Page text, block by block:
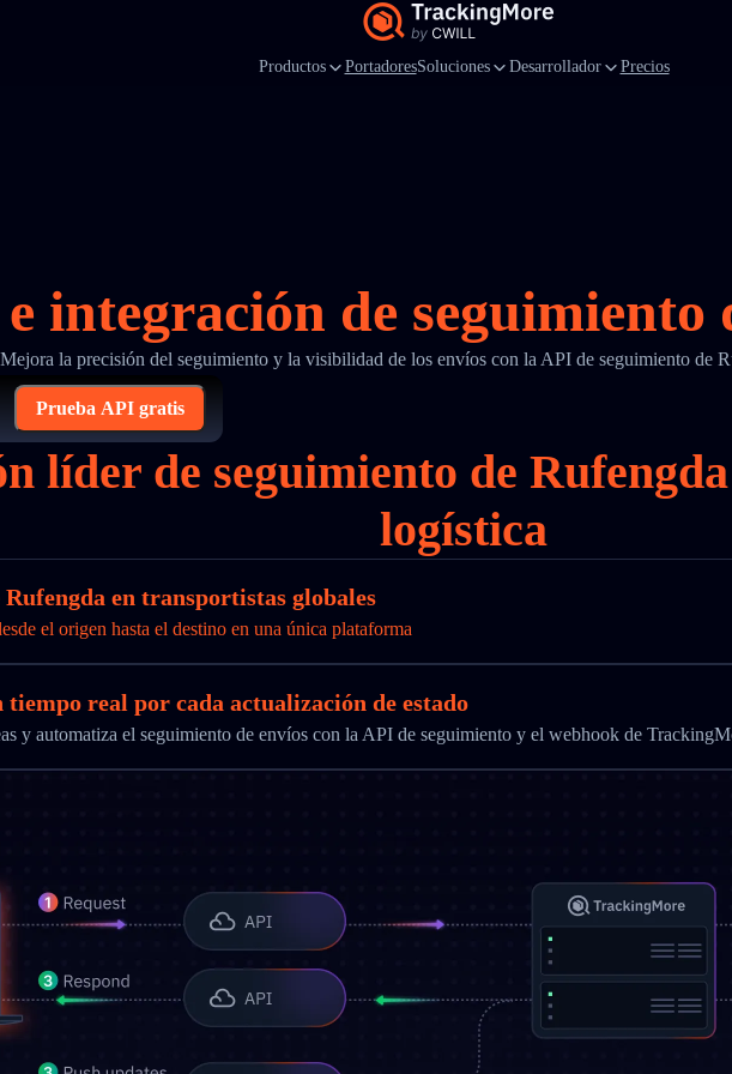
Productos PortadoresSoluciones Desarrollador Precios
integración de seguimiento
Mejora la precisión del seguimiento y la visibilidad de los envíos con la API de seguimiento de
Prueba API gratis
líder de seguimiento de
logística
Rufengda en transportistas globales
el origen hasta el destino en una única plataforma
tiempo real por cada actualización de estado
y automatiza el seguimiento de envíos con la API de seguimiento y el webhook de